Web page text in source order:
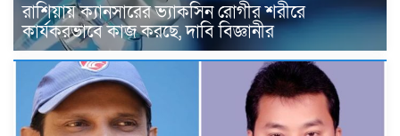
রাশিয়ায় ক্যানসারের ভ্যাকসিন রোগীর শরীরে
কার্যকরভাবে কাজ করছে, দাবি বিজ্ঞানীর